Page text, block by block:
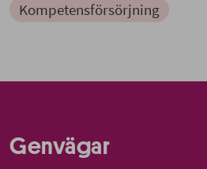
Kompetensförsörjning
Genvägar